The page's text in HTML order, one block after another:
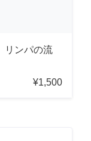
リンパの流
¥1,500